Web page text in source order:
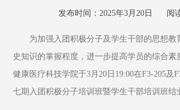
发布时间：2025年3月20日 阅
为加强入团积极分子及学生干部的思想教
史知识的掌握程度，进一步提高学员的综合素
健康医疗科技学院于3月20日19:00在F3-205及
七期入团积极分子培训班暨学生干部培训班结